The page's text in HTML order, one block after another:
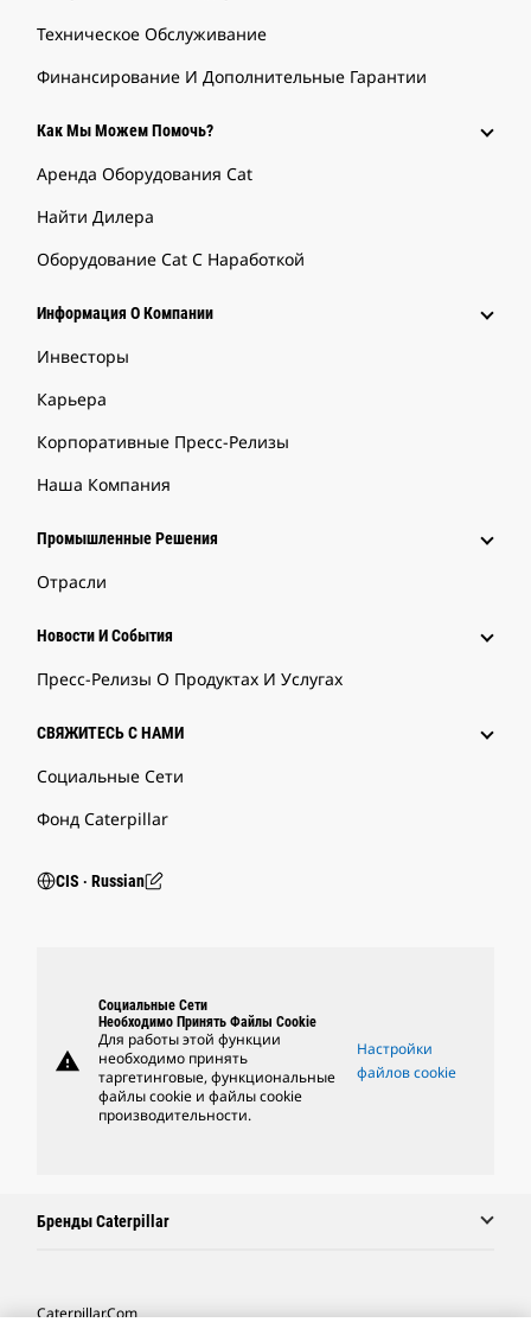
Техническое Обслуживание
Финансирование И Дополнительные Гарантии
Как Мы Можем Помочь?
Аренда Оборудования Cat
Найти Дилера
Оборудование Cat С Наработкой
Информация О Компании
Инвесторы
Карьера
Корпоративные Пресс-Релизы
Наша Компания
Промышленные Решения
Отрасли
Новости И События
Пресс-Релизы О Продуктах И Услугах
СВЯЖИТЕСЬ С НАМИ
Социальные Сети
Фонд Caterpillar
CIS ‧ Russian
warning
Социальные Сети
Необходимо Принять Файлы Cookie
Для работы этой функции
необходимо принять
таргетинговые, функциональные
файлы cookie и файлы cookie
производительности.
Настройки
файлов cookie
Бренды Caterpillar
Caterpillar.com